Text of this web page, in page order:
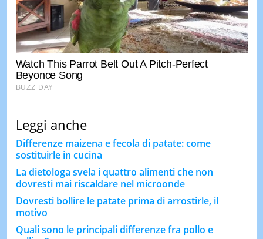
Leggi anche
Differenze maizena e fecola di patate: come
sostituirle in cucina
La dietologa svela i quattro alimenti che non
dovresti mai riscaldare nel microonde
Dovresti bollire le patate prima di arrostirle, il
motivo
Quali sono le principali differenze fra pollo e